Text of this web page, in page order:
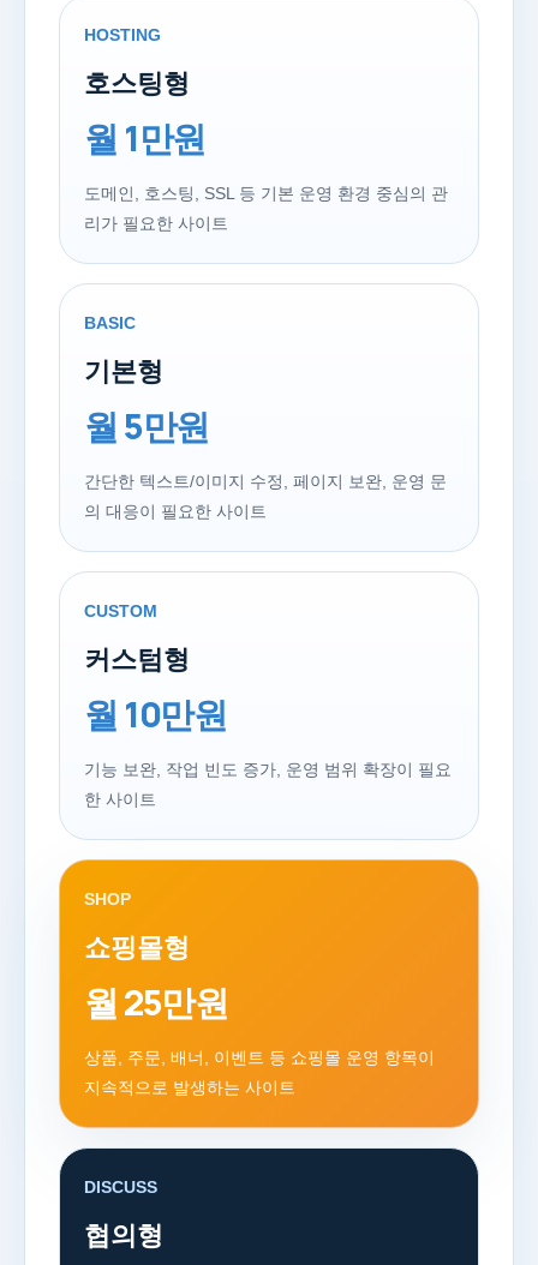
HOSTING
호스팅형
월 1만원
도메인, 호스팅, SSL 등 기본 운영 환경 중심의 관
리가 필요한 사이트
BASIC
기본형
월 5만원
간단한 텍스트/이미지 수정, 페이지 보완, 운영 문
의 대응이 필요한 사이트
CUSTOM
커스텀형
월 10만원
기능 보완, 작업 빈도 증가, 운영 범위 확장이 필요
한 사이트
SHOP
쇼핑몰형
월 25만원
상품, 주문, 배너, 이벤트 등 쇼핑몰 운영 항목이
지속적으로 발생하는 사이트
DISCUSS
협의형